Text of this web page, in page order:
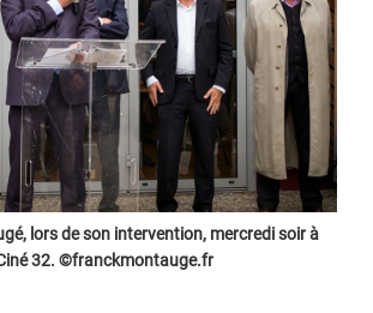
lors de son intervention, mercredi soir à
32. ©franckmontauge.fr